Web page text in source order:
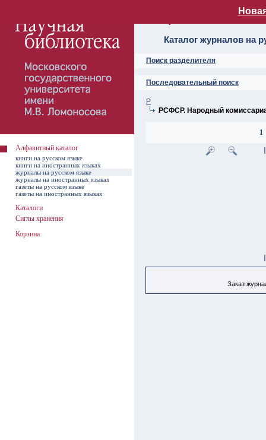
Алфавитный
Каталог журналов на
Поиск разделителя
Последовательный поиск
Р
РСФСР. Народный
1
Заказ
Алфавитный каталог
книги на русском языке
книги на иностранных языках
журналы на русском языке
журналы на иностранных языках
газеты на русском языке
газеты на иностранных языках
Каталоги
Сиглы хранения
Корзина